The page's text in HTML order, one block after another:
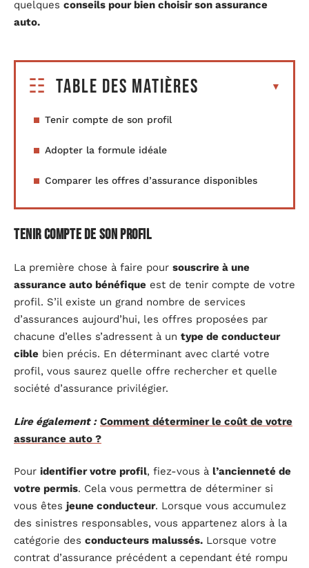
quelques conseils pour bien choisir son assurance
auto.
Table des matières
Tenir compte de son profil
Adopter la formule idéale
Comparer les offres d’assurance disponibles
Tenir compte de son profil
La première chose à faire pour souscrire à une
assurance auto bénéfique est de tenir compte de votre
profil. S’il existe un grand nombre de services
d’assurances aujourd’hui, les offres proposées par
chacune d’elles s’adressent à un type de conducteur
cible bien précis. En déterminant avec clarté votre
profil, vous saurez quelle offre rechercher et quelle
société d’assurance privilégier.
Lire également : Comment déterminer le coût de votre
assurance auto ?
Pour identifier votre profil, fiez-vous à l’ancienneté de
votre permis. Cela vous permettra de déterminer si
vous êtes jeune conducteur. Lorsque vous accumulez
des sinistres responsables, vous appartenez alors à la
catégorie des conducteurs malussés. Lorsque votre
contrat d’assurance précédent a cependant été rompu